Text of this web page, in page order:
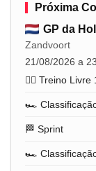
Próxima
GP da
Zandvoort
21/08/2026 a
🏋️‍♂️ Treino Livre
🏎️
🏁 Sprint
🏎️